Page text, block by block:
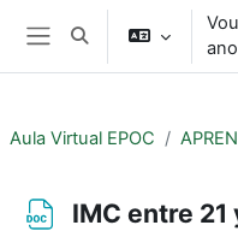
Passer au contenu principal
Panneau latéral
Activer/désactiver
Aula Virtual EPOC
IMC entre 21